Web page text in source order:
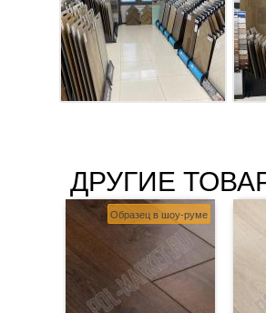
ДРУГИЕ
Образец в шоу-руме